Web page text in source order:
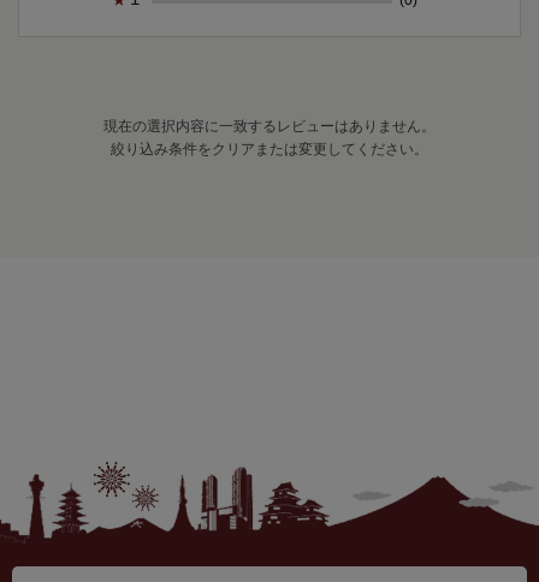
現在の選択内容に一致するレビューはありません。
絞り込み条件をクリアまたは変更してください。